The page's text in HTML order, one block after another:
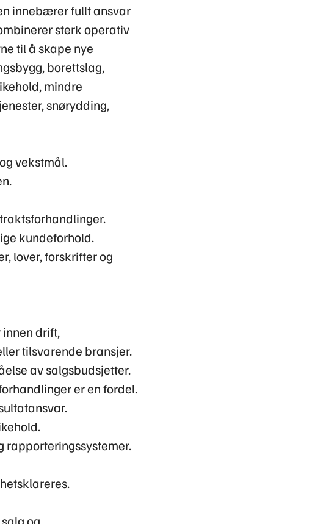
innebærer fullt ansvar
sterk operativ
til å skape nye
borettslag,
mindre
snørydding,
vekstmål.
kundeforhold.
lover, forskrifter og
drift,
tilsvarende bransjer.
av salgsbudsjetter.
er en fordel.
rapporteringssystemer.
og